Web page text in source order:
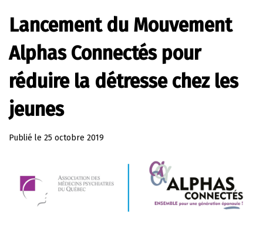
Lancement du Mouvement
Alphas Connectés pour
réduire la détresse chez les
jeunes
Publié le 25 octobre 2019